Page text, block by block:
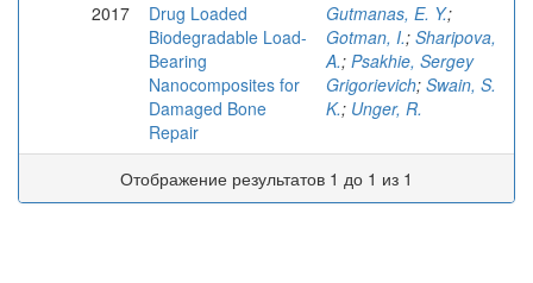
2017
Drug Loaded
Biodegradable Load-
Bearing
Nanocomposites for
Damaged Bone
Repair
Gutmanas, E. Y.;
Gotman, I.; Sharipova,
A.; Psakhie, Sergey
Grigorievich; Swain, S.
K.; Unger, R.
Отображение результатов 1 до 1 из 1